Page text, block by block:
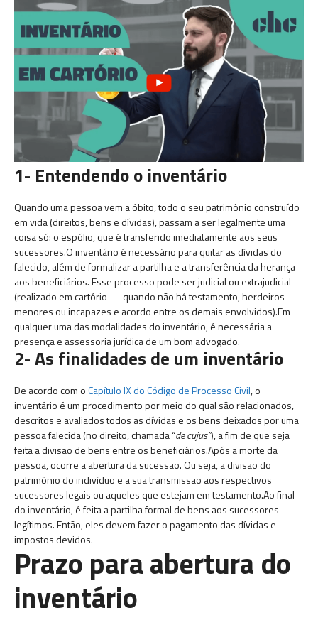
1- Entendendo o inventário
Quando uma pessoa vem a óbito, todo o seu patrimônio construído
em vida (direitos, bens e dívidas), passam a ser legalmente uma
coisa só: o espólio, que é transferido imediatamente aos seus
sucessores.O inventário é necessário para quitar as dívidas do
falecido, além de formalizar a partilha e a transferência da herança
aos beneficiários. Esse processo pode ser judicial ou extrajudicial
(realizado em cartório — quando não há testamento, herdeiros
menores ou incapazes e acordo entre os demais envolvidos).Em
qualquer uma das modalidades do inventário, é necessária a
presença e assessoria jurídica de um bom advogado.
2- As finalidades de um inventário
De acordo com oCapítulo IX do Código de Processo Civil, o
inventário é um procedimento por meio do qual são relacionados,
descritos e avaliados todos as dívidas e os bens deixados por uma
pessoa falecida (no direito, chamada “de cujus”), a fim de que seja
feita a divisão de bens entre os beneficiários.Após a morte da
pessoa, ocorre a abertura da sucessão. Ou seja, a divisão do
patrimônio do indivíduo e a sua transmissão aos respectivos
sucessores legais ou aqueles que estejam em testamento.Ao final
do inventário, é feita a partilha formal de bens aos sucessores
legítimos. Então, eles devem fazer o pagamento das dívidas e
impostos devidos.
Prazo para abertura do
inventário